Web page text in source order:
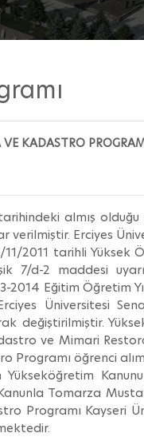
VE KADASTRO
almış
verilmiştir. Erciyes
2011 tarihli Yüksek
7/d-2 maddesi
2014 Eğitim Öğretim
Üniversitesi
değiştirilmiştir.
ve Mimari
öğrenci
Yükseköğretim
Tomarza
Programı Kayseri